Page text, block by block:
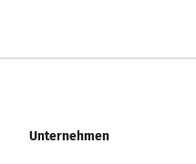
Unternehmen